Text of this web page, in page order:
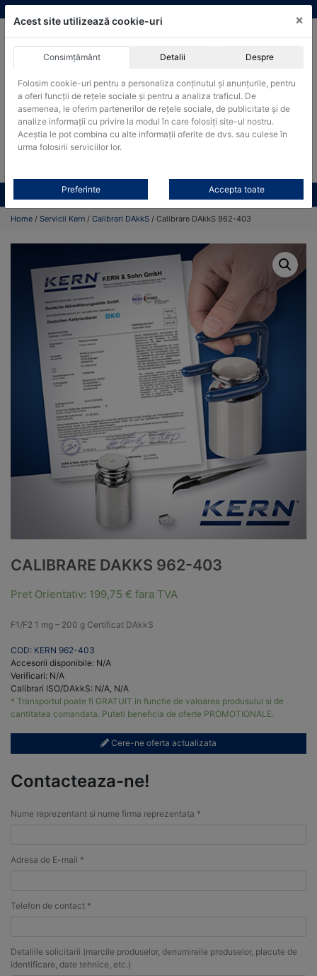
Skip
to
ACHIZITII PUBLICE
Produsele pot fi achizitionate si in sistemul SEAP / SICAP
Products
search
CAUTARE
Toate produsele CONTACT
Home / Servicii Kern / Calibrari DAkkS / Calibrare DAkkS 962-403
CALIBRARE DAKKS 962-403
Pret Orientativ: 199,75 € fara TVA
F1/F2 1 mg – 200 g Certificat DAkkS
COD: KERN 962-403
Accesorii disponibile: N/A
Verificari: N/A
Calibrari ISO/DAkkS: N/A, N/A
* Transportul poate fi GRATUIT in functie de valoarea produsului si de
cantitatea comandata. Puteti beneficia de oferte PROMOTIONALE.
Cere-ne oferta actualizata
Contacteaza-ne!
Nume reprezentant si nume firma reprezentata *
Adresa de E-mail *
Telefon de contact *
Detaliile solicitarii (marcile produselor, denumireile produselor, placute de
identificare, date tehnice, etc.)
Acest site utilizează cookie-uri ×
Consimțământ Detalii Despre
Folosim cookie-uri pentru a personaliza conținutul și anunțurile, pentru
a oferi funcții de rețele sociale și pentru a analiza traficul. De
asemenea, le oferim partenerilor de rețele sociale, de publicitate și de
analize informații cu privire la modul în care folosiți site-ul nostru.
Aceștia le pot combina cu alte informații oferite de dvs. sau culese în
urma folosirii serviciilor lor.
Preferinte Accepta toate